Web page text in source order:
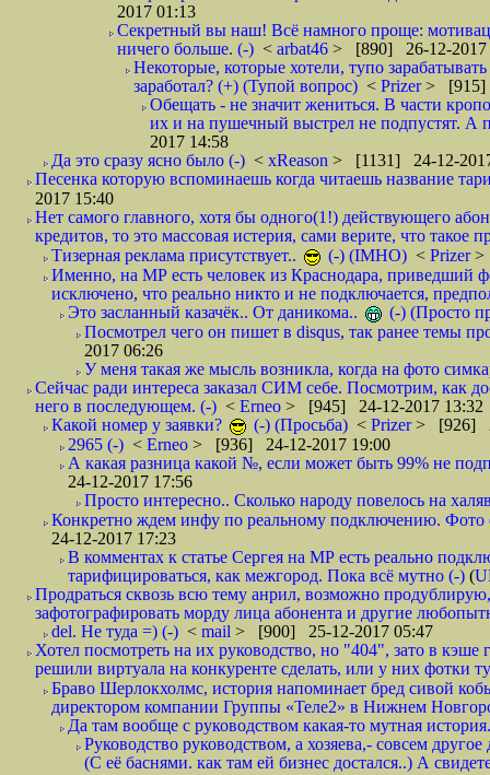
2017 01:13
Секретный вы наш! Всё намного проще:
ничего больше. (-) < arbat46 > [890] 26-12-2017
Некоторые, которые хотели, тупо
заработал? (+) (Тупой вопрос) < Prizer> [915]
Обещать - не значит жениться. В части
их и на пушечный выстрел не подпустят. А
2017 14:58
Да это сразу ясно было (-) < xReason > [1131] 24-12-
Песенка которую вспоминаешь когда читаешь название
2017 15:40
Нет самого главного, хотя бы одного(1!) действующего
кредитов, то это массовая истерия, сами верите, что такое
Тизерная реклама присутствует..
(-) (IMHO) < Prizer>
Именно, на МР есть человек из Краснодара, приведший
исключено, что реально никто и не подключается,
Это засланный казачёк.. От даникома..
(-) (Просто
Посмотрел чего он пишет в disqus, так ранее темы
2017 06:26
У меня такая же мысль возникла, когда на фото
Сейчас ради интереса заказал СИМ себе. Посмотрим, как
него в последующем. (-) < Erneo > [945] 24-12-2017 13:32
Какой номер у заявки?
(-) (Просьба) < Prizer> [926]
2965 (-) < Erneo > [936] 24-12-2017 19:00
А какая разница какой №, если может быть 99% не
24-12-2017 17:56
Просто интересно.. Сколько народу повелось на
Конкретно ждем инфу по реальному подключению. Фото
24-12-2017 17:23
В комментах к статье Сергея на МР есть реально
тарифицироваться, как межгород. Пока всё мутно (-) (
Продраться сквозь всю тему анрил, возможно
зафотографировать морду лица абонента и другие
del. Не туда =) (-) < mail > [900] 25-12-2017 05:47
Хотел посмотреть на их руководство, но "404", зато в
решили виртуала на конкуренте сделать, или у них фотки
Браво Шерлокхолмс, история напоминает бред сивой
директором компании Группы «Теле2» в Нижнем
Да там вообще с руководством какая-то мутная
Руководство руководством, а хозяева,- совсем
(С её баснями. как там ей бизнес достался..) А